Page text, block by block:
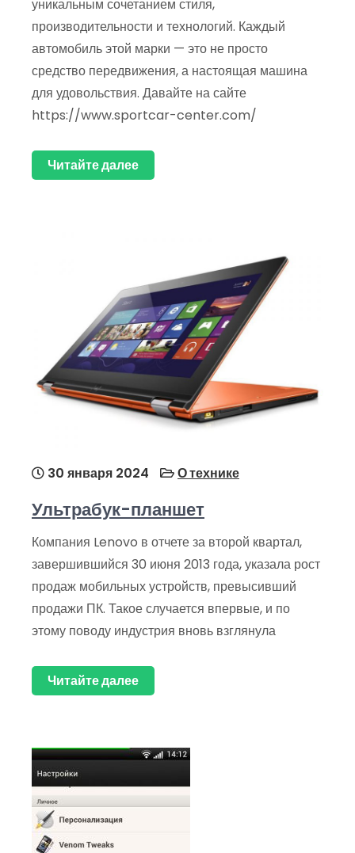
уникальным сочетанием стиля,
производительности и технологий. Каждый
автомобиль этой марки — это не просто
средство передвижения, а настоящая машина
для удовольствия. Давайте на сайте
https://www.sportcar-center.com/
Читайте далее
30 января 2024 О технике
Ультрабук-планшет
Компания Lenovo в отчете за второй квартал,
завершившийся 30 июня 2013 года, указала рост
продаж мобильных устройств, превысивший
продажи ПК. Такое случается впервые, и по
этому поводу индустрия вновь взглянула
Читайте далее